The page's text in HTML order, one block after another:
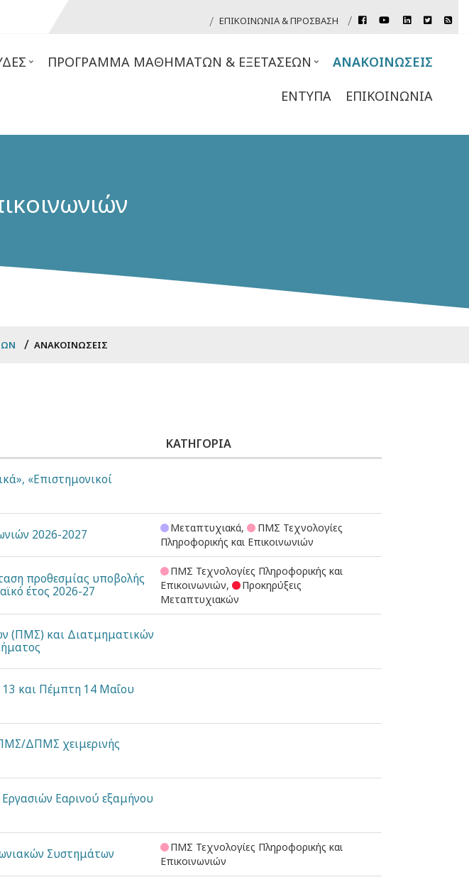
Top
ΕΠΙΚΟΙΝΩΝΊΑ & ΠΡΌΣΒΑΣΗ facebookyoutubelinkedintwitterrss
ΠΡΌΓΡΑΜΜΑ ΜΑΘΗΜΆΤΩΝ & ΕΞΕΤΆΣΕΩΝ
ΑΝΑΚΟΙΝΏΣΕΙΣ
ΈΝΤΥΠΑ
ΕΠΙΚΟΙΝΩΝΊΑ
ΑΝΑΚΟΙΝΏΣΕΙΣ
ΚΑΤΗΓΟΡΊΑ
«Επιστημονικοί
2026-2027 Μεταπτυχιακά,
ΠΜΣ Τεχνολογίες
Πληροφορικής και Επικοινωνιών
προθεσμίας υποβολής
έτος 2026-27
ΠΜΣ Τεχνολογίες Πληροφορικής και
Επικοινωνιών,
Προκηρύξεις
Μεταπτυχιακών
(ΠΜΣ) και Διατμηματικών
και Πέμπτη 14 Μαΐου
ΔΠΜΣ χειμερινής
Εαρινού εξαμήνου
Συστημάτων
ΠΜΣ Τεχνολογίες Πληροφορικής και
Επικοινωνιών